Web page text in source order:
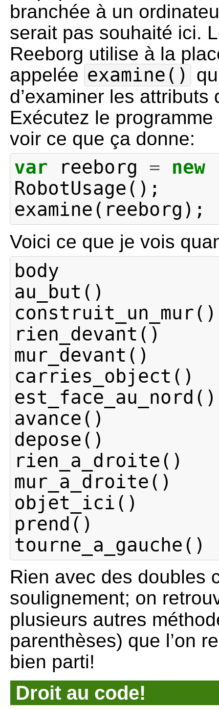
branchée à un
serait pas souhaité ici.
Reeborg utilise à la
appelée examine()
d’examiner les attributs
Exécutez le
voir ce que ça donne:
var reeborg =
new
RobotUsage ();
examine ( reeborg );
Voici ce que je vois
body
au_but ()
construit_un_mur ()
rien_devant ()
mur_devant ()
carries_object ()
est_face_au_nord ()
avance ()
depose ()
rien_a_droite ()
mur_a_droite ()
objet_ici ()
prend ()
tourne_a_gauche ()
Rien avec des doubles
soulignement; on
plusieurs autres
parenthèses) que l’on
bien parti!
Droit au code!